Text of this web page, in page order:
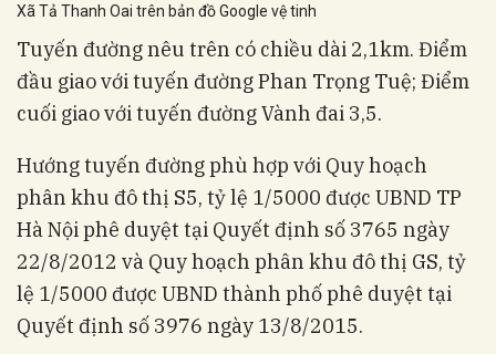
Xã Tả Thanh Oai trên bản đồ Google vệ tinh
Tuyến đường nêu trên có chiều dài 2,1km. Điểm
đầu giao với tuyến đường Phan Trọng Tuệ; Điểm
cuối giao với tuyến đường Vành đai 3,5.
Hướng tuyến đường phù hợp với Quy hoạch
phân khu đô thị S5, tỷ lệ 1/5000 được UBND TP
Hà Nội phê duyệt tại Quyết định số 3765 ngày
22/8/2012 và Quy hoạch phân khu đô thị GS, tỷ
lệ 1/5000 được UBND thành phố phê duyệt tại
Quyết định số 3976 ngày 13/8/2015.